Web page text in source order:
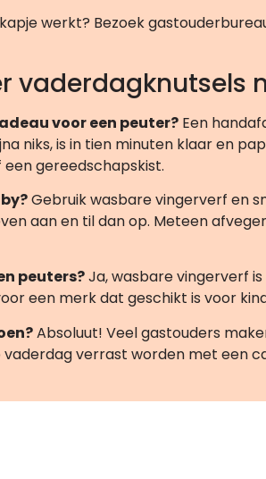
werkt? Bezoek
vaderdagknutsels
voor een peuter? Een
niks, is in tien minuten klaar en
gereedschapskist.
Gebruik wasbare vingerverf en
aan en til dan op. Meteen
peuters?Ja, wasbare vingerverf
een merk dat geschikt is voor
Absoluut! Veel gastouders
vaderdag verrast worden met een